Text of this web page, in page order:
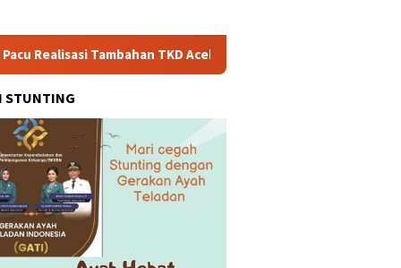
Tambahan TKD Aceh Rp1,65 Triliun, Pastikan Transparan dan
STUNTING